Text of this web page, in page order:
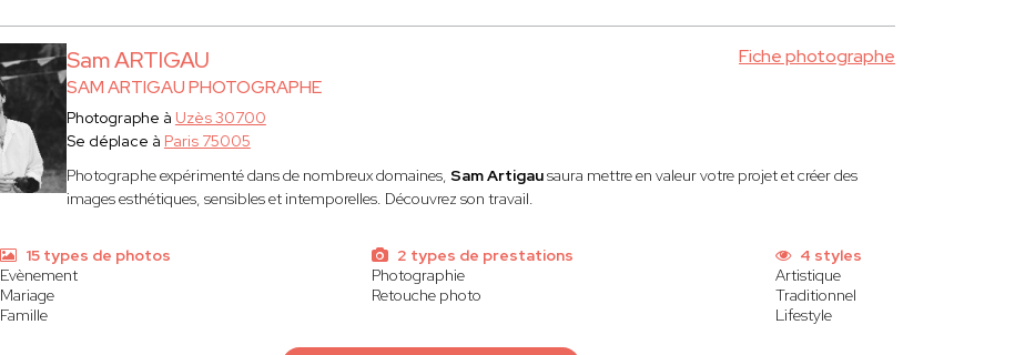
Sam ARTIGAU
SAM ARTIGAU PHOTOGRAPHE
Fiche photographe
Photographe à Uzès 30700
Se déplace à Paris 75005
Photographe expérimenté dans de nombreux domaines, Sam Artigausaura mettre en valeur votre projet et créer des
images esthétiques, sensibles et intemporelles. Découvrez son travail.
15 types de photos
Evènement
Mariage
Famille
2 types de prestations
Photographie
Retouche photo
4 styles
Artistique
Traditionnel
Lifestyle